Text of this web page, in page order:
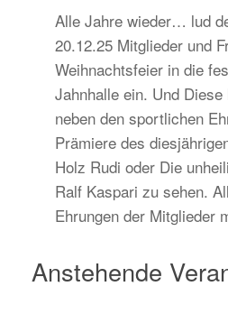
Alle Jahre wieder… lud
20.12.25 Mitglieder und
Weihnachtsfeier in die
Jahnhalle ein. Und
neben den sportlichen
Prämiere des
Holz Rudi oder Die
Ralf Kaspari zu sehen.
Ehrungen der Mitglieder
Anstehende